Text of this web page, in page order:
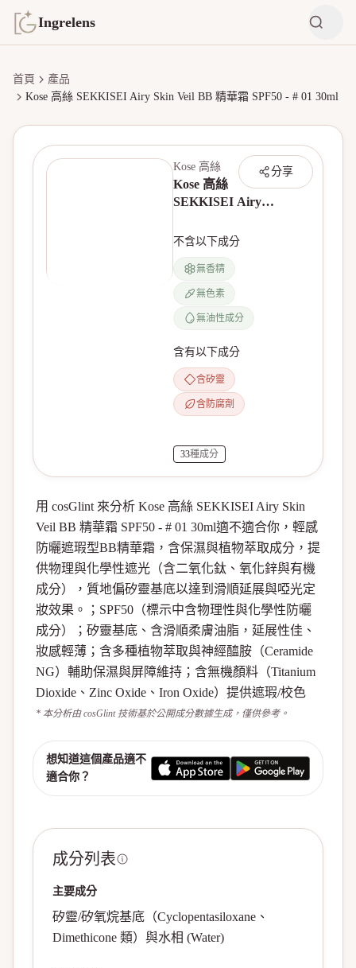
Ingrelens
首頁
產品
Kose 高絲 SEKKISEI Airy Skin Veil BB 精華霜 SPF50 - # 01 30ml
分享
Kose 高絲
Kose 高絲
SEKKISEI Airy
霜 SPF50 - # 01
不含以下成分
無香精
無色素
無油性成分
含有以下成分
含矽靈
含防腐劑
33種成分
用 cosGlint 來分析 Kose 高絲 SEKKISEI Airy Skin
Veil BB 精華霜 SPF50 - # 01 30ml適不適合你，輕感
防曬遮瑕型BB精華霜，含保濕與植物萃取成分，提
供物理與化學性遮光（含二氧化鈦、氧化鋅與有機
成分），質地偏矽靈基底以達到滑順延展與啞光定
妝效果。；SPF50（標示中含物理性與化學性防曬
成分）；矽靈基底、含滑順柔膚油脂，延展性佳、
妝感輕薄；含多種植物萃取與神經醯胺（Ceramide
NG）輔助保濕與屏障維持；含無機顏料（Titanium
Dioxide、Zinc Oxide、Iron Oxide）提供遮瑕/校色
* 本分析由 cosGlint 技術基於公開成分數據生成，僅供參考。
想知道這個產品適不
適合你？
成分列表
主要成分
矽靈/矽氧烷基底（Cyclopentasiloxane、
Dimethicone 類）與水相 (Water)